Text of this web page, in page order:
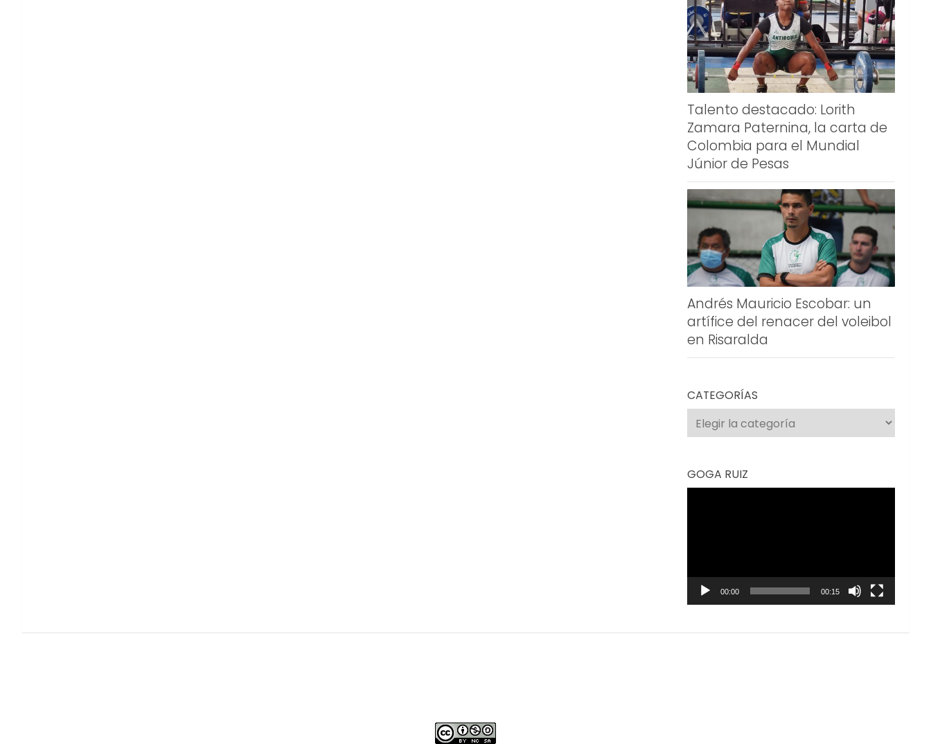
Talento destacado: Lorith
Zamara Paternina, la carta de
Colombia para el Mundial
Júnior de Pesas
Andrés Mauricio Escobar: un
artífice del renacer del voleibol
en Risaralda
CATEGORÍAS
Categorías
GOGA RUIZ
00:00 00:15